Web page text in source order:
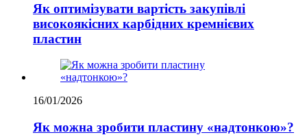
Як оптимізувати вартість закупівлі
високоякісних карбідних кремнієвих
пластин
16/01/2026
Як можна зробити пластину «надтонкою»?